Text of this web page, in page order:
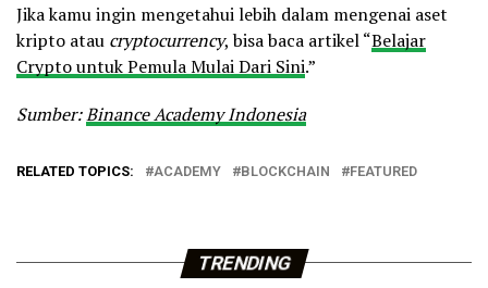
Jika kamu ingin mengetahui lebih dalam mengenai aset
kripto atau cryptocurrency, bisa baca artikel “Belajar
Crypto untuk Pemula Mulai Dari Sini.”
Sumber:Binance Academy Indonesia
RELATED TOPICS: ACADEMY BLOCKCHAIN FEATURED
TRENDING